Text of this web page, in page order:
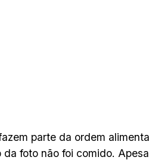
parte da ordem
foto não foi comido.